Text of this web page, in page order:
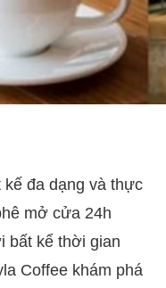
đa dạng và thực
mở cửa 24h
bất kể thời gian
Coffee khám phá